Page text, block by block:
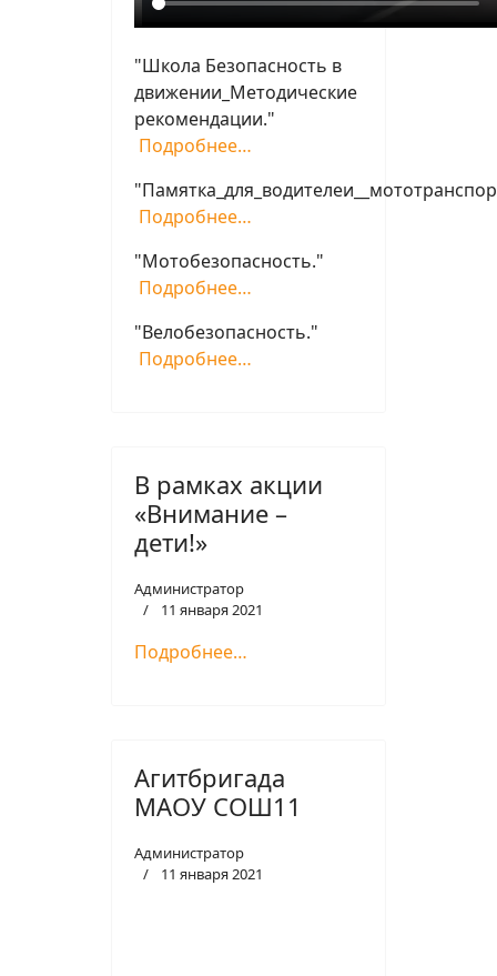
"Школа Безопасность в
движении_Методические
рекомендации."
Подробнее…
Подробнее…
"Мотобезопасность."
Подробнее…
"Велобезопасность."
Подробнее…
В рамках акции
«Внимание –
дети!»
Администратор
11 января 2021
Подробнее…
Агитбригада
МАОУ СОШ11
Администратор
11 января 2021